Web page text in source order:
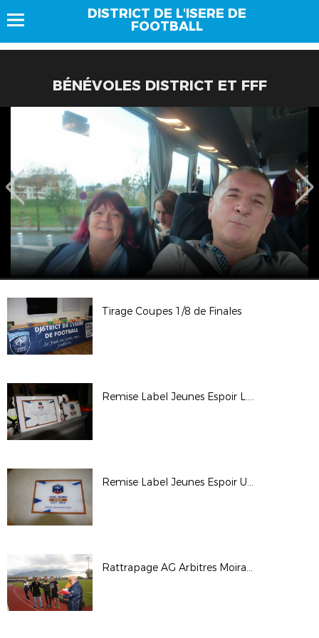
DISTRICT DE L'ISERE DE
FOOTBALL
BÉNÉVOLES DISTRICT ET FFF
Tirage Coupes 1/8 de Finales
Remise Label Jeunes Espoir L.C.A. Foot 38
Remise Label Jeunes Espoir US CORBELIN
Rattrapage AG Arbitres Moirans 2017-2018